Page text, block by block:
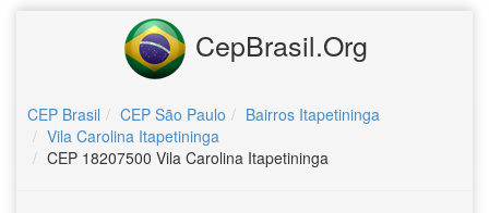
CepBrasil.Org
CEP Brasil CEP São Paulo
Bairros Itapetininga
Vila Carolina Itapetininga
CEP 18207500 Vila Carolina Itapetininga